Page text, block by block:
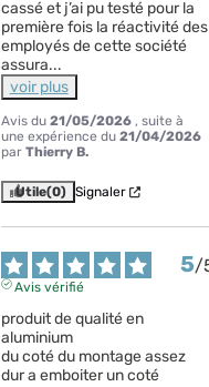
cassé et j’ai pu testé pour la
première fois la réactivité des
employés de cette société
assura...
voir plus
Avis du 21/05/2026 , suite à
une expérience du 21/04/2026
par Thierry B.
Utile(0) Signaler
5/
Avis vérifié
produit de qualité en
aluminium
du coté du montage assez
dur a emboiter un coté